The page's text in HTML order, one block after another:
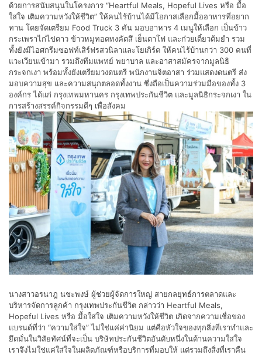
ด้วยการสนับสนุนในโครงการ “Heartful Meals, Hopeful Lives หรือ มื้อ
ใส่ใจ เติมความหวังให้ชีวิต” ให้คนไร้บ้านได้มีโอกาสเลือกมื้ออาหารที่อยาก
ทาน โดยจัดเตรียม Food Truck 3 คัน มอบอาหาร 4 เมนูให้เลือก เป็นข้าว
กระเพราไก่ไข่ดาว ข้าวหมูทอดทงคัตสึ เย็นตาโฟ และก๋วยเตี๋ยวต้มยำ รวม
ทั้งยังมีไอศกรีมซอฟท์เสิร์ฟรสวนิลาและโยเกิร์ต ให้คนไร้บ้านกว่า 300 คนที่
แวะเวียนเข้ามา รวมถึงทีมแพทย์ พยาบาล และอาสาสมัครจากมูลนิธิ
กระจกเงา พร้อมทั้งยังเตรียมวงดนตรี พนักงานจิตอาสา ร่วมแสดงดนตรี ส่ง
มอบความสุข และความสนุกตลอดทั้งงาน ซึ่งถือเป็นความร่วมมือของทั้ง 3
องค์กร ได้แก่ กรุงเทพมหานคร กรุงเทพประกันชีวิต และมูลนิธิกระจกเงา ใน
การสร้างสรรค์กิจกรรมดีๆ เพื่อสังคม
นางสาวอรนาฎ นชะพงษ์ ผู้ช่วยผู้จัดการใหญ่ สายกลยุทธ์การตลาดและ
บริหารจัดการลูกค้า กรุงเทพประกันชีวิต กล่าวว่า Heartful Meals,
Hopeful Lives หรือ มื้อใส่ใจ เติมความหวังให้ชีวิต เกิดจากความเชื่อของ
แบรนด์ที่ว่า “ความใส่ใจ” ไม่ใช่แค่ค่านิยม แต่คือหัวใจของทุกสิ่งที่เราทำและ
ยึดมั่นในวิสัยทัศน์ที่จะเป็น บริษัทประกันชีวิตอันดับหนึ่งในด้านความใส่ใจ
เราจึงไม่ใช่แค่ใส่ใจในผลิตภัณฑ์หรือบริการที่มอบให้ แต่รวมถึงสิ่งที่เราคืน